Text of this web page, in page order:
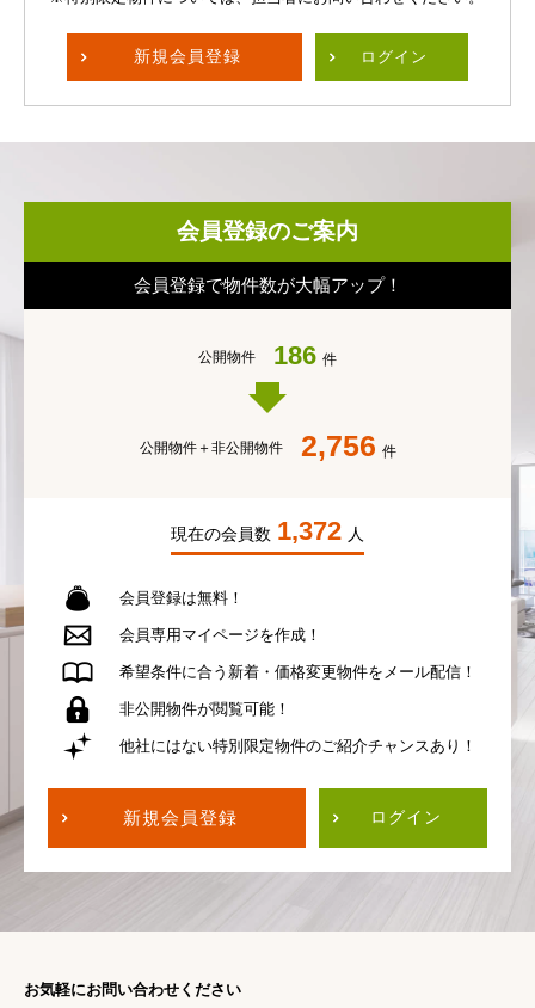
新規会員登録 ログイン
会員登録のご案内
会員登録で物件数が大幅アップ！
公開物件 186 件
公開物件＋非公開物件 2,756 件
現在の会員数 1,372 人
会員登録は無料！
会員専用 マイページを作成！
希望条件に合う 新着・価格変更物件を メール配信！
非公開物件が閲覧可能！
他社にはない特別限定物件のご紹介チャンスあり！
新規会員登録 ログイン
お気軽にお問い合わせください